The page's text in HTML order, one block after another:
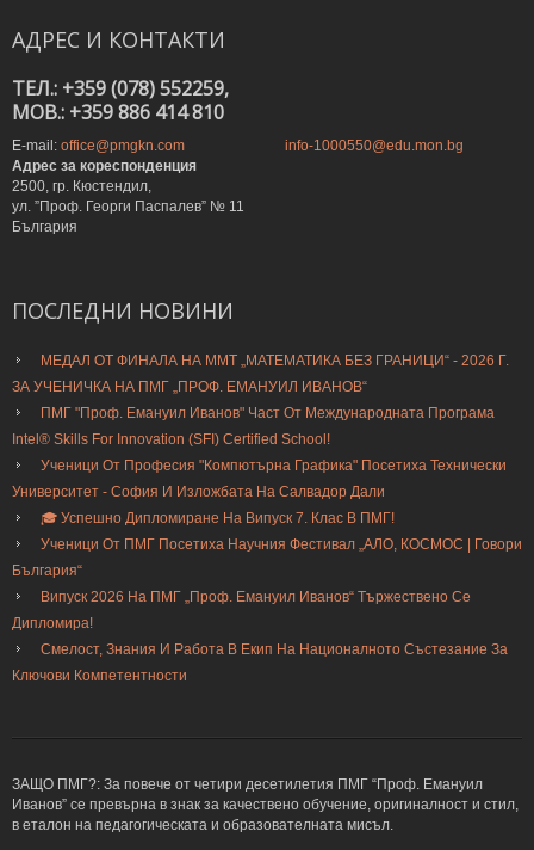
АДРЕС И КОНТАКТИ
ТЕЛ.: +359 (078) 552259,
MOB.: +359 886 414 810
E-mail: office@pmgkn.com
info-1000550@edu.mon.bg
Адрес за кореспонденция
2500, гр. Кюстендил,
ул. ”Проф. Георги Паспалев” № 11
България
ПОСЛЕДНИ НОВИНИ
МЕДАЛ ОТ ФИНАЛА НА ММТ „МАТЕМАТИКА БЕЗ ГРАНИЦИ“ - 2026 Г.
ЗА УЧЕНИЧКА НА ПМГ „ПРОФ. ЕМАНУИЛ ИВАНОВ“
ПМГ "Проф. Емануил Иванов" Част От Международната Програма
Intel® Skills For Innovation (SFI) Certified School!
Ученици От Професия "Компютърна Графика" Посетиха Технически
Университет - София И Изложбата На Салвадор Дали
🎓 Успешно Дипломиране На Випуск 7. Клас В ПМГ!
Ученици От ПМГ Посетиха Научния Фестивал „АЛО, КОСМОС | Говори
България“
Випуск 2026 На ПМГ „Проф. Емануил Иванов“ Тържествено Се
Дипломира!
Смелост, Знания И Работа В Екип На Националното Състезание За
Ключови Компетентности
ЗАЩО ПМГ?: За повече от четири десетилетия ПМГ “Проф. Емануил
Иванов” се превърна в знак за качествено обучение, оригиналност и стил,
в еталон на педагогическата и образователната мисъл.